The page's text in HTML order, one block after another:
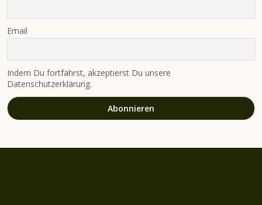
Email
Indem Du fortfährst, akzeptierst Du unsere
Datenschutzerklärung.